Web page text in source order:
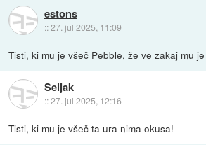
estons
::27. jul 2025, 11:09
Tisti, ki mu je všeč Pebble, že ve zakaj mu
Seljak
::27. jul 2025, 12:16
Tisti, ki mu je všeč ta ura nima okusa!